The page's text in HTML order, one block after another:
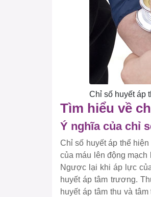
Chỉ số huyết áp
Tìm hiểu về
Ý nghĩa của chỉ
Chỉ số huyết áp thể
của máu lên động
Ngược lại khi áp lực
huyết áp tâm trương.
huyết áp tâm thu và